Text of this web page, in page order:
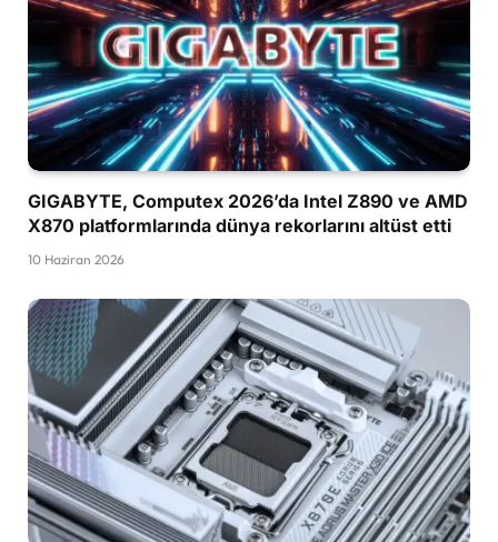
GIGABYTE, Computex 2026’da Intel Z890 ve AMD
X870 platformlarında dünya rekorlarını altüst etti
10 Haziran 2026